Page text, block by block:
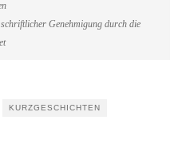
Genehmigung durch die
KURZGESCHICHTEN